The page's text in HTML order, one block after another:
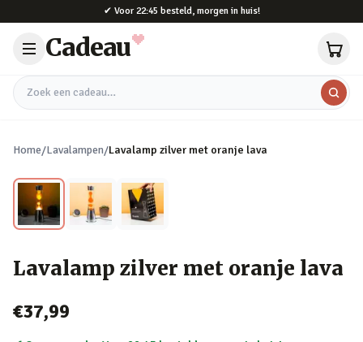
✔ Voor 22:45 besteld, morgen in huis!
Cadeau
Zoek een cadeau
Home/Lavalampen/Lavalamp zilver met oranje lava
Lavalamp zilver met oranje lava
€37,99